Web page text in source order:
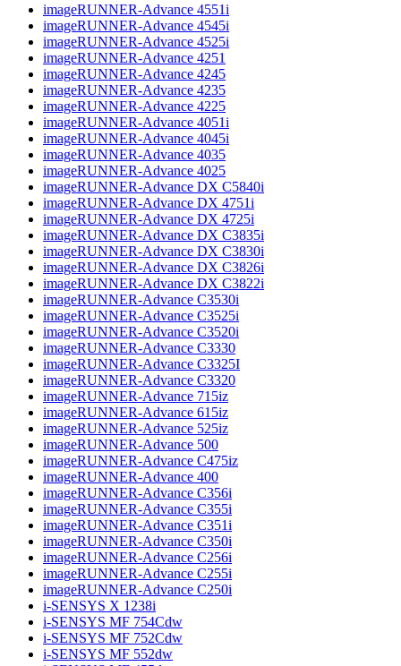
imageRUNNER-Advance 4551i
imageRUNNER-Advance 4545i
imageRUNNER-Advance 4525i
imageRUNNER-Advance 4251
imageRUNNER-Advance 4245
imageRUNNER-Advance 4235
imageRUNNER-Advance 4225
imageRUNNER-Advance 4051i
imageRUNNER-Advance 4045i
imageRUNNER-Advance 4035
imageRUNNER-Advance 4025
imageRUNNER-Advance DX C5840i
imageRUNNER-Advance DX 4751i
imageRUNNER-Advance DX 4725i
imageRUNNER-Advance DX C3835i
imageRUNNER-Advance DX C3830i
imageRUNNER-Advance DX C3826i
imageRUNNER-Advance DX C3822i
imageRUNNER-Advance C3530i
imageRUNNER-Advance C3525i
imageRUNNER-Advance C3520i
imageRUNNER-Advance C3330
imageRUNNER-Advance C3325I
imageRUNNER-Advance C3320
imageRUNNER-Advance 715iz
imageRUNNER-Advance 615iz
imageRUNNER-Advance 525iz
imageRUNNER-Advance 500
imageRUNNER-Advance C475iz
imageRUNNER-Advance 400
imageRUNNER-Advance C356i
imageRUNNER-Advance C355i
imageRUNNER-Advance C351i
imageRUNNER-Advance C350i
imageRUNNER-Advance C256i
imageRUNNER-Advance C255i
imageRUNNER-Advance C250i
i-SENSYS X 1238i
i-SENSYS MF 754Cdw
i-SENSYS MF 752Cdw
i-SENSYS MF 552dw